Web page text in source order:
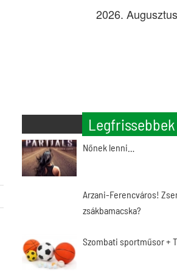
2026.
Legfrissebbek
Nőnek lenni…
Arzani-Ferencváros!
zsákbamacska?
Szombati sportműsor +